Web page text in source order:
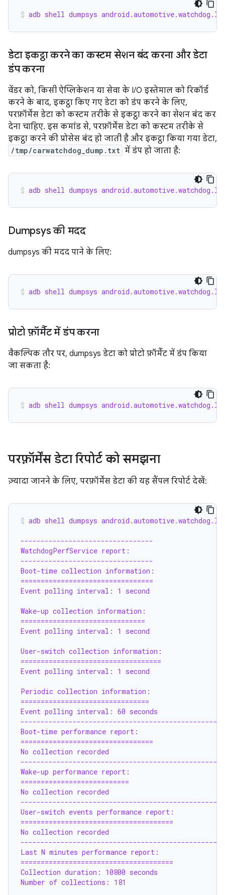
adb shell dumpsys
डेटा इकट्ठा करने का कस्टम सेशन बंद करना और डेटा
डंप करना
वेंडर को, किसी ऐप्लिकेशन या सेवा के I/O इस्तेमाल को रिकॉर्ड
करने के बाद, इकट्ठा किए गए डेटा को डंप करने के लिए,
परफ़ॉर्मेंस डेटा को कस्टम तरीके से इकट्ठा करने का सेशन बंद कर
देना चाहिए. इस कमांड से, परफ़ॉर्मेंस डेटा को कस्टम तरीके से
इकट्ठा करने की प्रोसेस बंद हो जाती है और इकट्ठा किया गया डेटा,
/tmp/carwatchdog_dump.txt में डंप हो जाता है:
adb shell dumpsys
Dumpsys की मदद
dumpsys की मदद पाने के लिए:
adb shell dumpsys
प्रोटो फ़ॉर्मैट में डंप करना
वैकल्पिक तौर पर, dumpsys डेटा को प्रोटो फ़ॉर्मैट में डंप किया
जा सकता है:
adb shell dumpsys
परफ़ॉर्मेंस डेटा रिपोर्ट को समझना
ज़्यादा जानने के लिए, परफ़ॉर्मेंस डेटा की यह सैंपल रिपोर्ट देखें:
adb shell dumpsys
---------------------------------
WatchdogPerfService report:
---------------------------------
Boot-time collection information:
=================================
Event polling interval: 1 second
Wake-up collection information:
===============================
Event polling interval: 1 second
User-switch collection information:
===================================
Event polling interval: 1 second
Periodic collection information:
================================
Event polling interval: 60 seconds
Boot-time performance report:
=================================
No collection recorded
Wake-up performance report:
===========================
No collection recorded
User-switch events performance report:
======================================
No collection recorded
Last N minutes performance report:
======================================
Collection duration: 10800 seconds
Number of collections: 181